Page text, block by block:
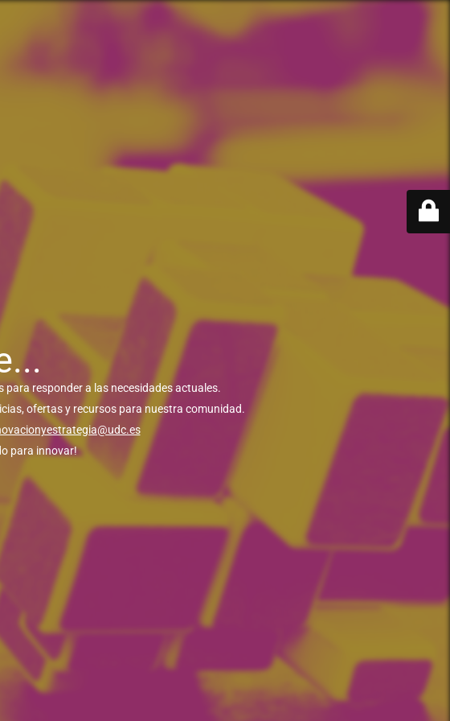
responder a las necesidades actuales.
ofertas y recursos para nuestra comunidad.
para innovar!